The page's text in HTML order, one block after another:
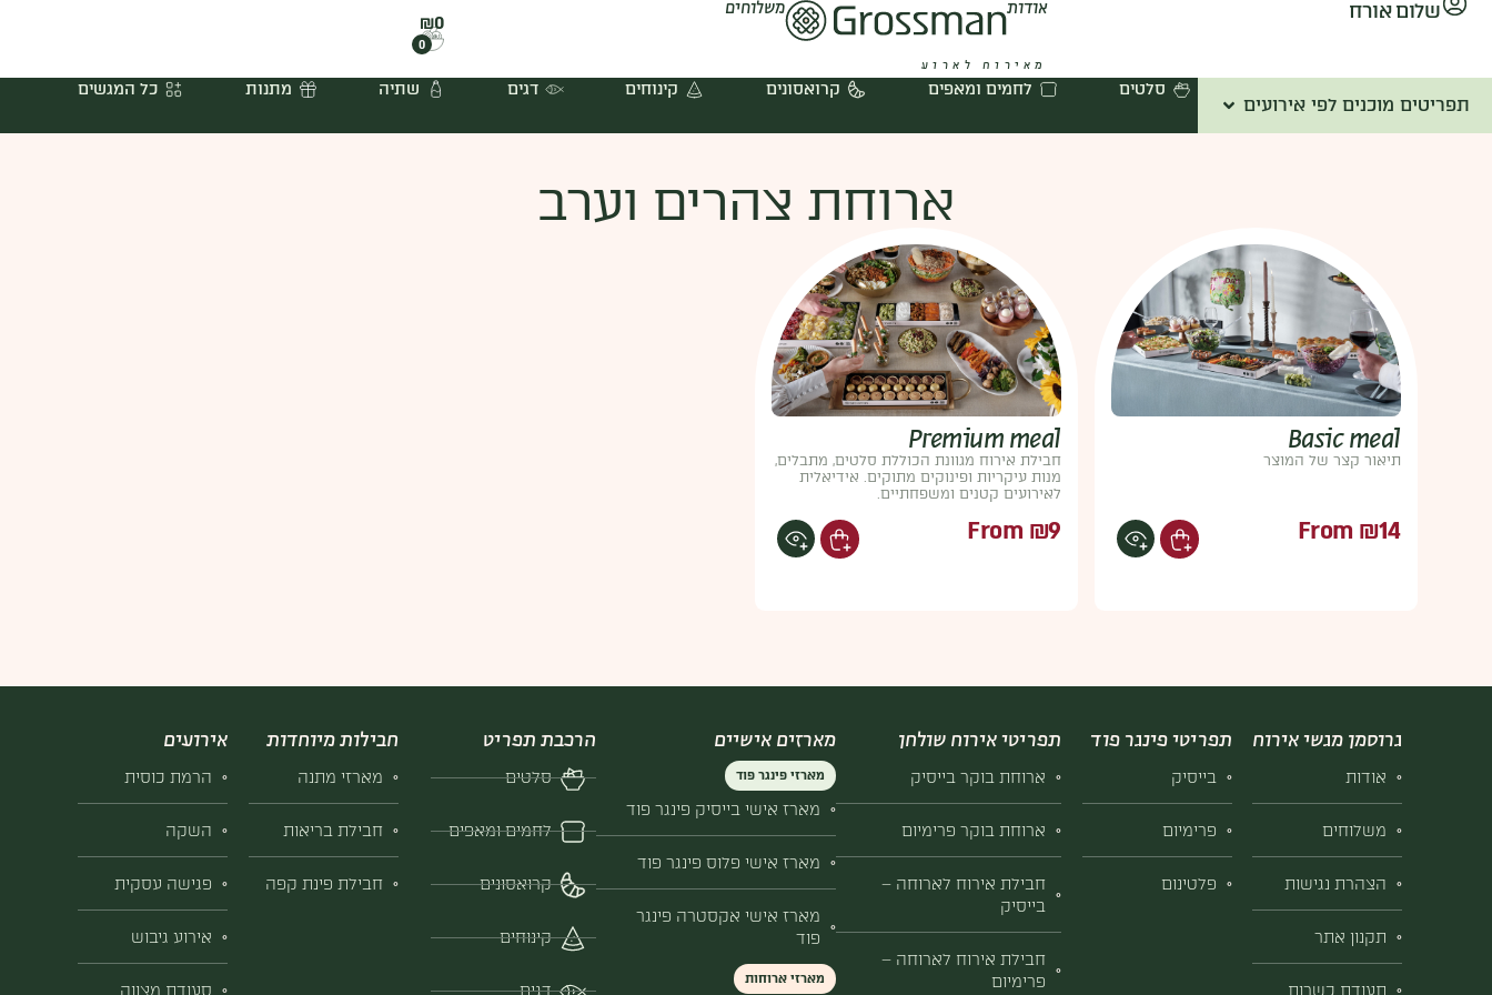
שלום אורח אודות משלוחים
מאירוח לארוע
₪0
0
תפריטים מוכנים לפי אירועים
סלטים לחמים ומאפים קרואסונים קינוחים דגים שתיה מתנות כל המגשים
ארוחת צהרים וערב
Basic meal
תיאור קצר של המוצר
From ₪14 לצפיה בפרטי מוצר
Premium meal
חבילת אירוח מגוונת הכוללת סלטים, מתבלים,
מנות עיקריות ופינוקים מתוקים. אידיאלית
לאירועים קטנים ומשפחתיים.
From ₪9 לצפיה בפרטי מוצר
גרוסמן מגשי אירוח
אודות
משלוחים
הצהרת נגישות
תקנון אתר
תעודת כשרות
תפריטי פינגר פוד
בייסיק
פרימיום
פלטינום
תפריטי אירוח שולחן
ארוחת בוקר בייסיק
ארוחת בוקר פרימיום
חבילת אירוח לארוחה –
בייסיק
חבילת אירוח לארוחה –
פרימיום
מארזים אישיים
מארזי פינגר פוד
מארז אישי בייסיק פינגר פוד
מארז אישי פלוס פינגר פוד
מארז אישי אקסטרה פינגר
פוד
מארזי ארוחות
הרכבת תפריט
סלטים
לחמים ומאפים
קרואסונים
קינוחים
דגים
חבילות מיוחדות
מארזי מתנה
חבילת בריאות
חבילת פינת קפה
אירועים
הרמת כוסית
השקה
פגישה עסקית
אירוע גיבוש
סעודת מצווה